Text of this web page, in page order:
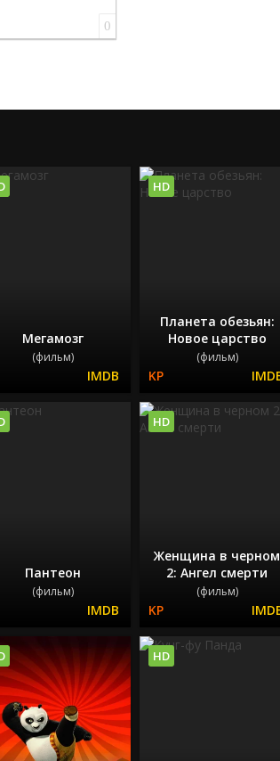
0
Мегамозг
(фильм)
Планета обезьян:
Новое царство
(фильм)
HD
Пантеон
(фильм)
Женщина в черном
2: Ангел смерти
(фильм)
HD
HD